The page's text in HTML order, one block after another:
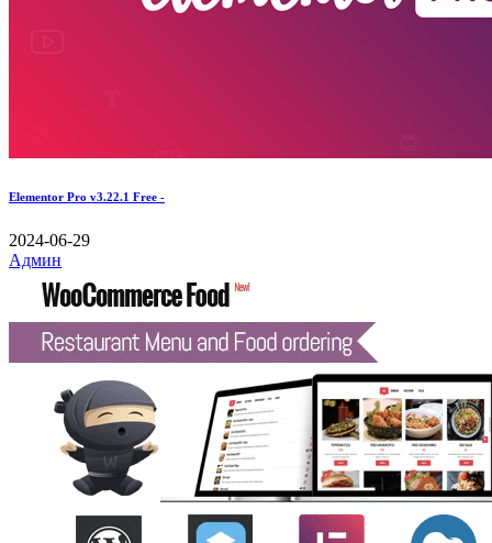
Elementor Pro v3.22.1 Free -
2024-06-29
Админ